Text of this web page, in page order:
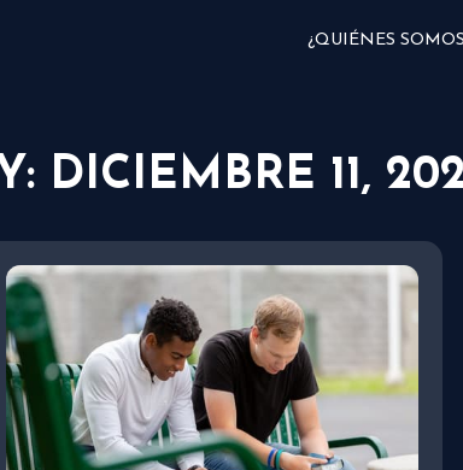
¿QUIÉNES
DICIEMBRE 11,